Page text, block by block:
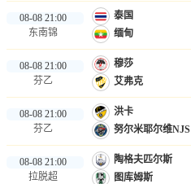
08-08 21:00
东南锦
泰国
缅甸
08-08 21:00
芬乙
穆莎
艾弗克
08-08 21:00
芬乙
洪卡
努尔米耶尔维NJS
08-08 21:00
拉脱超
陶格夫匹尔斯
图库姆斯